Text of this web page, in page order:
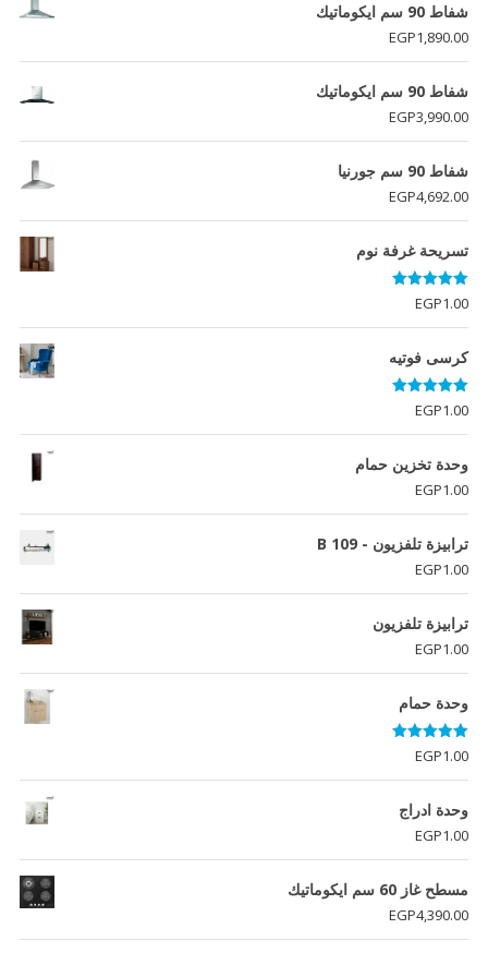
شفاط 90 سم ايكوماتيك
EGP1,890.00
شفاط 90 سم ايكوماتيك
EGP3,990.00
شفاط 90 سم جورنيا
EGP4,692.00
تسريحة غرفة نوم
تم التقييم
5.00
من 5
EGP1.00
كرسى فوتيه
تم التقييم
5.00
من 5
EGP1.00
وحدة تخزين حمام
EGP1.00
ترابيزة تلفزيون - B 109
EGP1.00
ترابيزة تلفزيون
EGP1.00
وحدة حمام
تم التقييم
5.00
من 5
EGP1.00
وحدة ادراج
EGP1.00
مسطح غاز 60 سم ايكوماتيك
EGP4,390.00